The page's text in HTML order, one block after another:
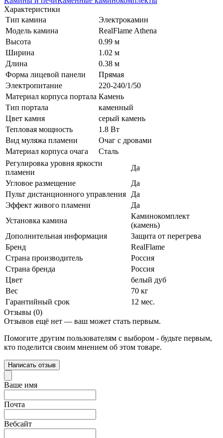
Характеристики
Тип камина
Электрокамин
Модель камина
RealFlame Athena
Высота
0.99 м
Ширина
1.02 м
Длина
0.38 м
Форма лицевой панели
Прямая
Электропитание
220-240/1/50
Материал корпуса портала Камень
Тип портала
каменный
Цвет камня
серый камень
Тепловая мощность
1.8 Вт
Вид муляжа пламени
Очаг с дровами
Материал корпуса очага
Сталь
Регулировка уровня яркости
пламени
Да
Угловое размещение
Да
Пульт дистанционного управления
Да
Эффект живого пламени
Да
Установка камина
Каминокомплект
(камень)
Дополнительная информация
Защита от перегрева
Бренд
RealFlame
Страна производитель
Россия
Страна бренда
Россия
Цвет
белый дуб
Вес
70 кг
Гарантийный срок
12 мес.
Отзывы (0)
Отзывов ещё нет — ваш может стать первым.
Помогите другим пользователям с выбором - будьте первым,
кто поделится своим мнением об этом товаре.
Написать отзыв
Ваше имя
Почта
Вебсайт